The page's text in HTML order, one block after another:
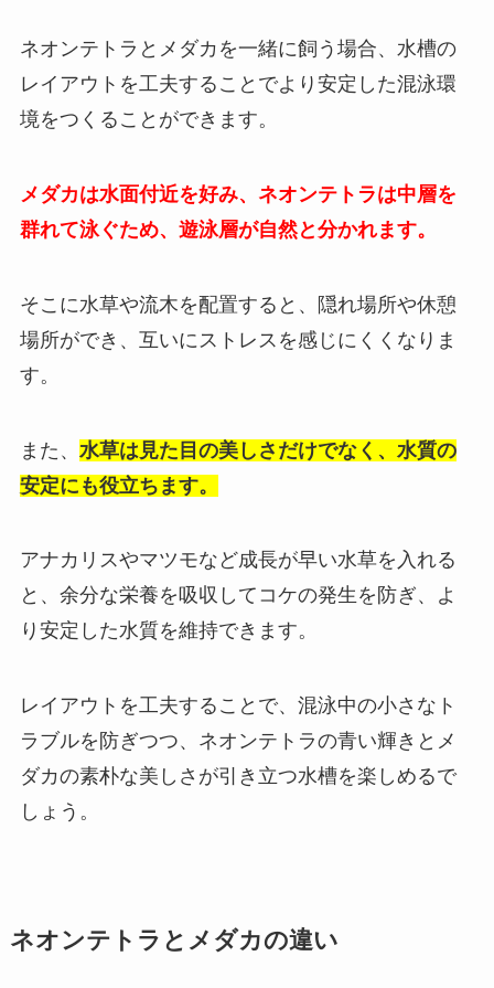
ネオンテトラとメダカを一緒に飼う場合、水槽の
レイアウトを工夫することでより安定した混泳環
境をつくることができます。
メダカは水面付近を好み、ネオンテトラは中層を
群れて泳ぐため、遊泳層が自然と分かれます。
そこに水草や流木を配置すると、隠れ場所や休憩
場所ができ、互いにストレスを感じにくくなりま
す。
また、 水草は見た目の美しさだけでなく、水質の
安定にも役立ちます。
アナカリスやマツモなど成長が早い水草を入れる
と、余分な栄養を吸収してコケの発生を防ぎ、よ
り安定した水質を維持できます。
レイアウトを工夫することで、混泳中の小さなト
ラブルを防ぎつつ、ネオンテトラの青い輝きとメ
ダカの素朴な美しさが引き立つ水槽を楽しめるで
しょう。
ネオンテトラとメダカの違い